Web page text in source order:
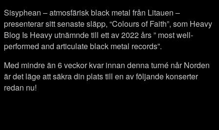
Sisyphean – atmosfärisk black metal från Litauen –
presenterar sitt senaste släpp, “Colours of Faith”, som Heavy
Blog Is Heavy utnämnde till ett av 2022 års ” most well-
performed and articulate black metal records”.
Med mindre än 6 veckor kvar innan denna turné når Norden
är det läge att säkra din plats till en av följande konserter
redan nu!